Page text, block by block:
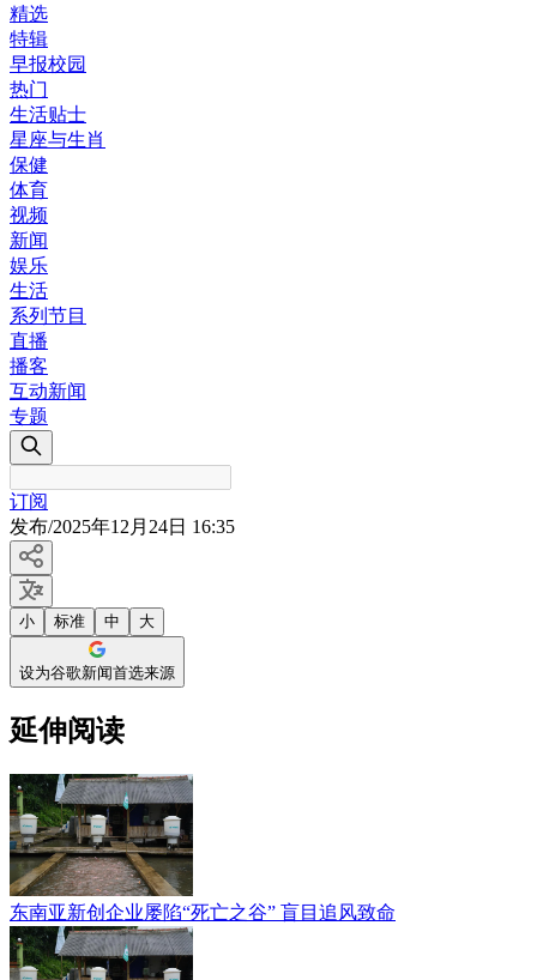
精选
特辑
早报校园
热门
生活贴士
星座与生肖
保健
体育
视频
新闻
娱乐
生活
系列节目
直播
播客
互动新闻
专题
订阅
发布/2025年12月24日 16:35
小 标准 中 大
设为谷歌新闻首选来源
延伸阅读
东南亚新创企业屡陷“死亡之谷” 盲目追风致命